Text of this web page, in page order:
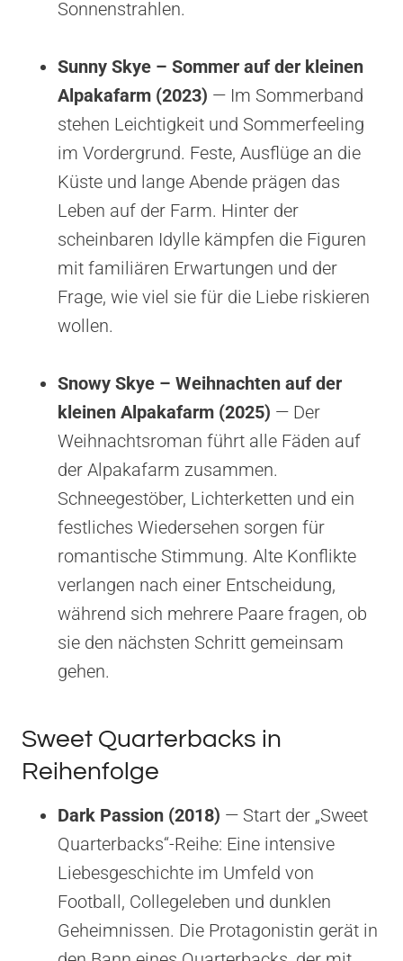
Sonnenstrahlen.
Sunny Skye – Sommer auf der kleinen
Alpakafarm (2023) — Im Sommerband
stehen Leichtigkeit und Sommerfeeling
im Vordergrund. Feste, Ausflüge an die
Küste und lange Abende prägen das
Leben auf der Farm. Hinter der
scheinbaren Idylle kämpfen die Figuren
mit familiären Erwartungen und der
Frage, wie viel sie für die Liebe riskieren
wollen.
Snowy Skye – Weihnachten auf der
kleinen Alpakafarm (2025) — Der
Weihnachtsroman führt alle Fäden auf
der Alpakafarm zusammen.
Schneegestöber, Lichterketten und ein
festliches Wiedersehen sorgen für
romantische Stimmung. Alte Konflikte
verlangen nach einer Entscheidung,
während sich mehrere Paare fragen, ob
sie den nächsten Schritt gemeinsam
gehen.
Sweet Quarterbacks in
Reihenfolge
Dark Passion (2018) — Start der „Sweet
Quarterbacks“-Reihe: Eine intensive
Liebesgeschichte im Umfeld von
Football, Collegeleben und dunklen
Geheimnissen. Die Protagonistin gerät in